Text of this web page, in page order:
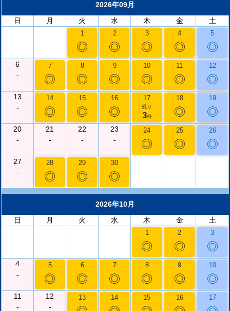
2026年09月
日
月 火 水 木 金 土
1
◎
2
◎
3
◎
4
◎
5
◎
6
-
7
◎
8
◎
9
◎
10
◎
11
◎
12
◎
13
-
14
◎
15
◎
16
◎
17
残り
3枠
18
◎
19
◎
20
-
21
-
22
-
23
-
24
◎
25
◎
26
◎
27
-
28
◎
29
◎
30
◎
2026年10月
日
月 火 水 木 金 土
1
◎
2
◎
3
◎
4
-
5
◎
6
◎
7
◎
8
◎
9
◎
10
◎
11
-
12
-
13 14 15 16 17